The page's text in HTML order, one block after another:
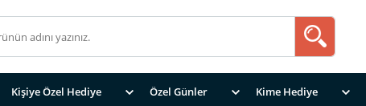
Kişiye Özel Hediye Özel Günler Kime Hediye